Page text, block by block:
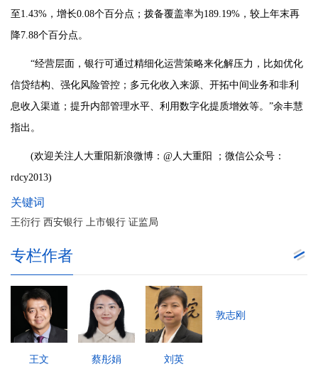
至1.43%，增长0.08个百分点；拨备覆盖率为189.19%，较上年末再
降7.88个百分点。
“经营层面，银行可通过精细化运营策略来化解压力，比如优化
信贷结构、强化风险管控；多元化收入来源、开拓中间业务和非利
息收入渠道；提升内部管理水平、利用数字化提质增效等。”余丰慧
指出。
(欢迎关注人大重阳新浪微博：@人大重阳 ；微信公众号：
rdcy2013)
关键词
王衍行 西安银行 上市银行 证监局
专栏作者
王文 蔡彤娟 刘英
敦志刚